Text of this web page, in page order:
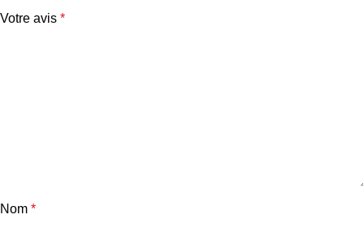
Votre avis *
Nom *